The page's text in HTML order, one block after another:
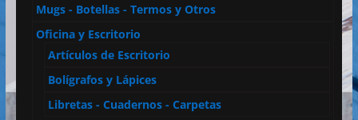
Mugs - Botellas - Termos y Otros
Oficina y Escritorio
Artículos de Escritorio
Bolígrafos y Lápices
Libretas - Cuadernos - Carpetas